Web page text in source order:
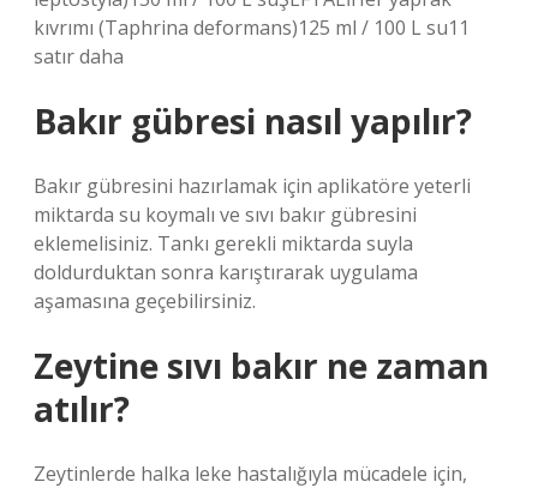
kıvrımı (Taphrina deformans)125 ml / 100 L su11
satır daha
Bakır gübresi nasıl yapılır?
Bakır gübresini hazırlamak için aplikatöre yeterli
miktarda su koymalı ve sıvı bakır gübresini
eklemelisiniz. Tankı gerekli miktarda suyla
doldurduktan sonra karıştırarak uygulama
aşamasına geçebilirsiniz.
Zeytine sıvı bakır ne zaman
atılır?
Zeytinlerde halka leke hastalığıyla mücadele için,